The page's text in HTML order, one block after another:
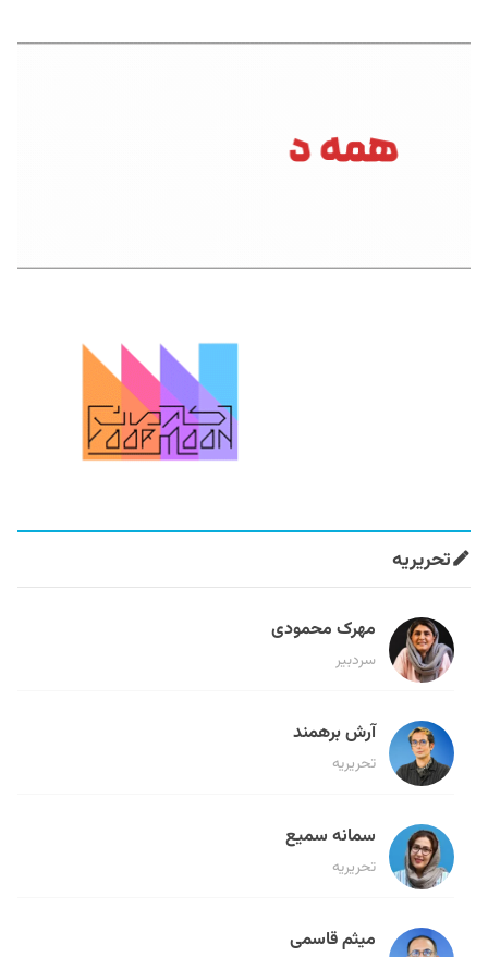
تحریریه
مهرک محمودی
سردبیر
آرش برهمند
تحریریه
سمانه سمیع
تحریریه
میثم قاسمی